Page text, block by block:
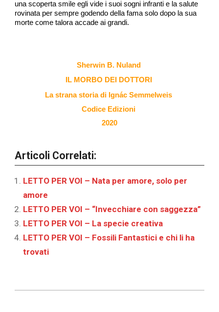
una scoperta smile egli vide i suoi sogni infranti e la salute
rovinata per sempre godendo della fama solo dopo la sua
morte come talora accade ai grandi.
Sherwin B. Nuland
IL MORBO DEI DOTTORI
La strana storia di Ignác Semmelweis
Codice Edizioni
2020
Articoli Correlati:
LETTO PER VOI – Nata per amore, solo per
amore
LETTO PER VOI – “Invecchiare con saggezza”
LETTO PER VOI – La specie creativa
LETTO PER VOI – Fossili Fantastici e chi li ha
trovati